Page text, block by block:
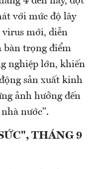
với mức độ lây
virus mới, diễn
bàn trọng điểm
nghiệp lớn, khiến
sản xuất kinh
ảnh hưởng đến
nước".
THÁNG 9